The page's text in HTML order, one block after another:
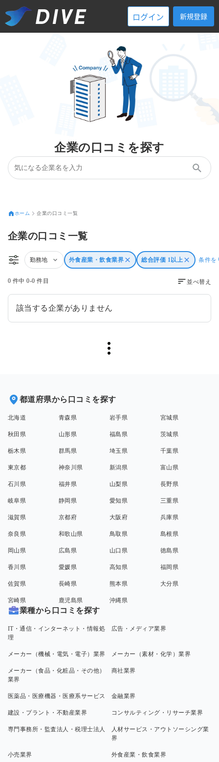
ログイン 新規登録
企業の口コミを探す
ホーム 企業の口コミ一覧
企業の口コミ一覧
勤務地 外食産業・飲食業界 総合評価 1以上 条件を
0 件中 0-0 件目 並べ替え
該当する企業がありません
都道府県から口コミを探す
北海道 青森県 岩手県 宮城県
秋田県 山形県 福島県 茨城県
栃木県 群馬県 埼玉県 千葉県
東京都 神奈川県 新潟県 富山県
石川県 福井県 山梨県 長野県
岐阜県 静岡県 愛知県 三重県
滋賀県 京都府 大阪府 兵庫県
奈良県 和歌山県 鳥取県 島根県
岡山県 広島県 山口県 徳島県
香川県 愛媛県 高知県 福岡県
佐賀県 長崎県 熊本県 大分県
宮崎県 鹿児島県 沖縄県
業種から口コミを探す
IT・通信・インターネット・情報処
理
広告・メディア業界
メーカー（機械・電気・電子）業界 メーカー（素材・化学）業界
メーカー（食品・化粧品・その他）
業界
商社業界
医薬品・医療機器・医療系サービス 金融業界
建設・プラント・不動産業界 コンサルティング・リサーチ業界
専門事務所・監査法人・税理士法人
人材サービス・アウトソーシング業
界
小売業界 外食産業・飲食業界